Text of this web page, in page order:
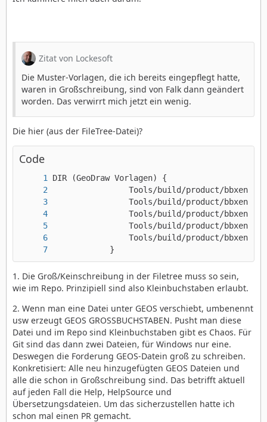
Zitat von Lockesoft
Die Muster-Vorlagen, die ich bereits eingepflegt hatte,
waren in Großschreibung, sind von Falk dann geändert
worden. Das verwirrt mich jetzt ein wenig.
Die hier (aus der FileTree-Datei)?
Code
}
1. Die Groß/Keinschreibung in der Filetree muss so sein,
wie im Repo. Prinzipiell sind also Kleinbuchstaben erlaubt.
2. Wenn man eine Datei unter GEOS verschiebt, umbenennt
usw erzeugt GEOS GROSSBUCHSTABEN. Pusht man diese
Datei und im Repo sind Kleinbuchstaben gibt es Chaos. Für
Git sind das dann zwei Dateien, für Windows nur eine.
Deswegen die Forderung GEOS-Datein groß zu schreiben.
Konkretisiert: Alle neu hinzugefügten GEOS Dateien und
alle die schon in Großschreibung sind. Das betrifft aktuell
auf jeden Fall die Help, HelpSource und
Übersetzungsdateien. Um das sicherzustellen hatte ich
schon mal einen PR gemacht.